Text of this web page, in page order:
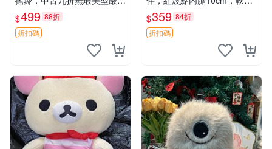
收藏 粉色 安撫 玩具
$499 88折
折扣碼
宜贈送收藏 咪熊 毛絨 掛件
$359 84折
折扣碼